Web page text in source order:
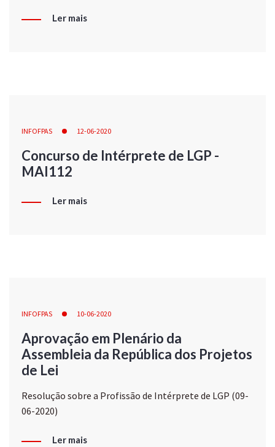
Ler mais
INFOFPAS 12-06-2020
Concurso de Intérprete de LGP -
MAI112
Ler mais
INFOFPAS 10-06-2020
Aprovação em Plenário da
Assembleia da República dos Projetos
de Lei
Resolução sobre a Profissão de Intérprete de LGP (09-
06-2020)
Ler mais